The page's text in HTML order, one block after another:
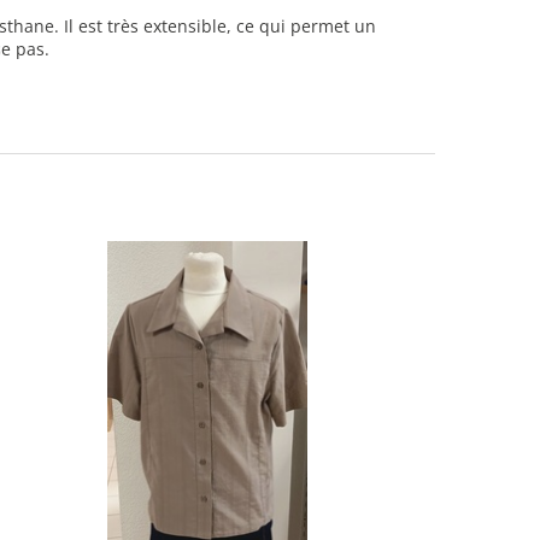
Il est très extensible, ce qui permet un
pas.